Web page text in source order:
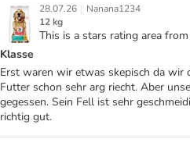
28.07.26 | Nanana1234
12 kg
This is a stars rating area
Klasse
Erst waren wir etwas skepisch da wir
Futter schon sehr arg riecht. Aber
gegessen. Sein Fell ist sehr
richtig gut.